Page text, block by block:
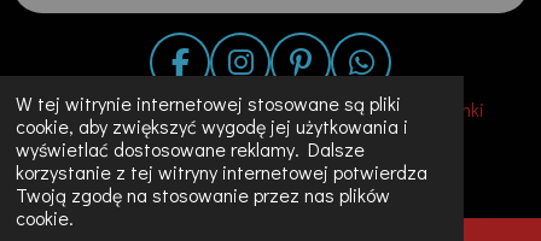
W tej witrynie internetowej stosowane są pliki
cookie, aby zwiększyć wygodę jej użytkowania i
wyświetlać dostosowane reklamy. Dalsze
korzystanie z tej witryny internetowej potwierdza
Twoją zgodę na stosowanie przez nas plików
cookie.
F
a
c
e
b
I
n
s
t
a
P
i
n
t
e
W
h
a
t
s
© 2020 - 2023 Fashion in the City-Suknie Slubne Sukienki
Unikalne Ubrania w Holandii
Obsługiwana przezJouwWeb